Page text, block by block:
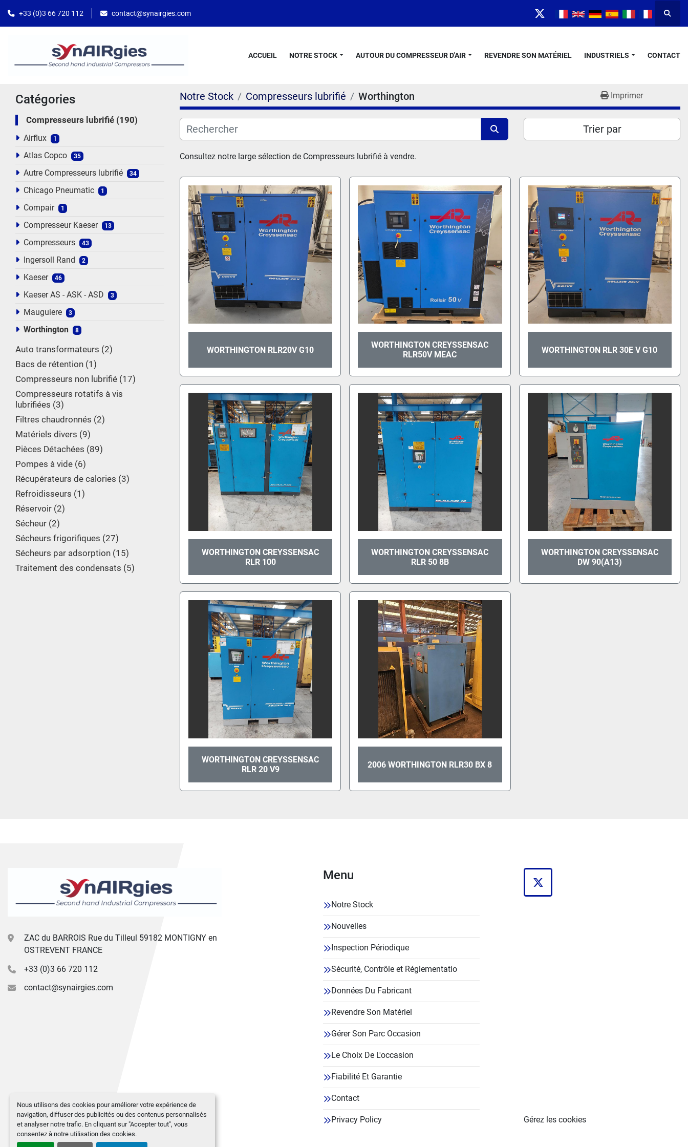
Nous utilisons des cookies pour améliorer votre expérience de
navigation, diffuser des publicités ou des contenus personnalisés
et analyser notre trafic. En cliquant sur "Accepter tout", vous
consentez à notre utilisation des cookies.
+33 (0)3 66 720 112 contact@synairgies.com
twitter
ACCUEIL NOTRE STOCK AUTOUR DU COMPRESSEUR D'AIR REVENDRE SON MATÉRIEL INDUSTRIELS CONTACT
Catégories
Compresseurs lubrifié 190
Airflux 1
Atlas Copco 35
Autre Compresseurs lubrifié 34
Chicago Pneumatic 1
Compair 1
Compresseur Kaeser 13
Compresseurs 43
Ingersoll Rand 2
Kaeser 46
Kaeser AS - ASK - ASD 3
Mauguiere 3
Worthington 8
Auto transformateurs 2
Bacs de rétention 1
Compresseurs non lubrifié 17
Compresseurs rotatifs à vis
lubrifiées 3
Filtres chaudronnés 2
Matériels divers 9
Pièces Détachées 89
Pompes à vide 6
Récupérateurs de calories 3
Refroidisseurs 1
Réservoir 2
Sécheur 2
Sécheurs frigorifiques 27
Sécheurs par adsorption 15
Traitement des condensats 5
Notre Stock Compresseurs lubrifié Worthington Imprimer
Trier par
Consultez notre large sélection de Compresseurs lubrifié à vendre.
WORTHINGTON RLR20V G10
WORTHINGTON CREYSSENSAC
RLR50V MEAC
WORTHINGTON RLR 30E V G10
WORTHINGTON CREYSSENSAC
RLR 100
WORTHINGTON CREYSSENSAC
RLR 50 8B
WORTHINGTON CREYSSENSAC
DW 90(A13)
WORTHINGTON CREYSSENSAC
RLR 20 V9
2006 WORTHINGTON RLR30 BX 8
ZAC du BARROIS Rue du Tilleul 59182 MONTIGNY en
OSTREVENT FRANCE
+33 (0)3 66 720 112
contact@synairgies.com
Menu
Notre Stock
Nouvelles
Inspection Périodique
Sécurité, Contrôle et Réglementatio
Données Du Fabricant
Revendre Son Matériel
Gérer Son Parc Occasion
Le Choix De L'occasion
Fiabilité Et Garantie
Contact
Privacy Policy
twitter
Gérez les cookies